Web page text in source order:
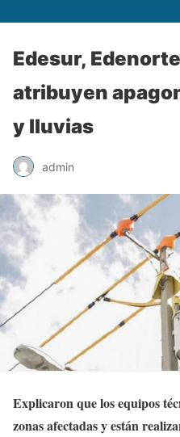
Edesur,
atribuyen
y lluvias
admin
Explicaron que los equipos
zonas afectadas y están